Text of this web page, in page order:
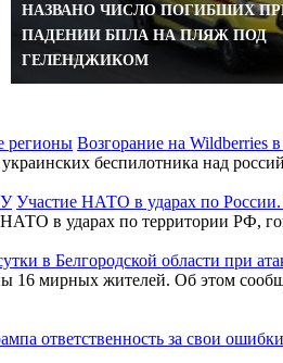
НАЗВАНО ЧИСЛО ПОГИБШИХ
ПАДЕНИИ БПЛА НА ПЛЯЖ ПОД
ГЕЛЕНДЖИКОМ
Возгорание на Wildberries
беспилотника над
Участие НАТО в ударах по России.
в ударах по территории РФ,
в Белгородской области при
16 мирных жителей. Об этом
ответственность за свои ошибки